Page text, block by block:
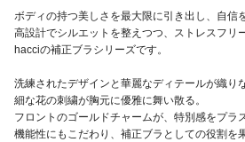
ボディの持つ美しさを最大限に引き出し、自信
高設計でシルエットを整えつつ、ストレスフリ
hacciの補正ブラシリーズです。
洗練されたデザインと華麗なディテールが織り
細な花の刺繍が胸元に優雅に舞い散る。
フロントのゴールドチャームが、特別感をプラス
機能性にもこだわり、補正ブラとしての役割を